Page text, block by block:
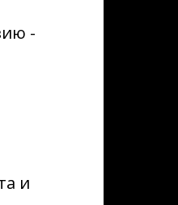
-
и